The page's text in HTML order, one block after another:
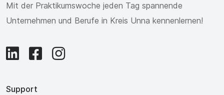
Mit der Praktikumswoche jeden Tag spannende
Unternehmen und Berufe in Kreis Unna kennenlernen!
Support